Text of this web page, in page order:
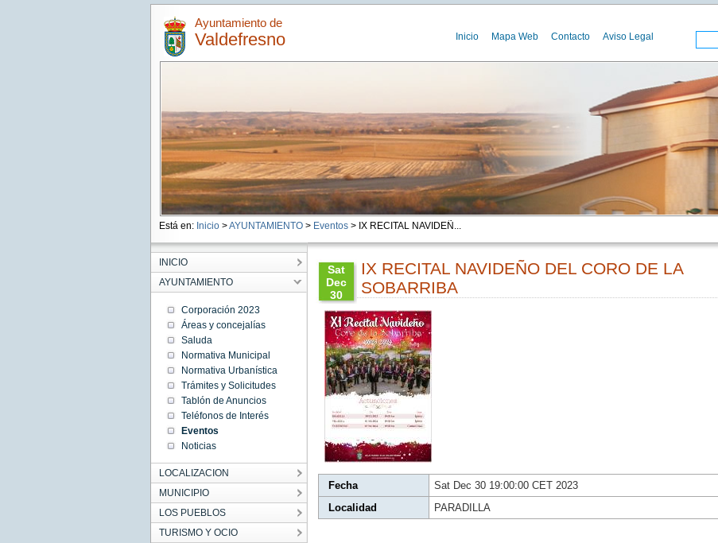
Ayuntamiento de
Valdefresno Inicio Mapa Web Contacto Aviso Legal
Está en: Inicio >AYUNTAMIENTO> Eventos> IX RECITAL NAVIDEÑ...
INICIO
AYUNTAMIENTO
Corporación 2023
Áreas y concejalías
Saluda
Normativa Municipal
Normativa Urbanística
Trámites y Solicitudes
Tablón de Anuncios
Teléfonos de Interés
Eventos
Noticias
LOCALIZACION
MUNICIPIO
LOS PUEBLOS
TURISMO Y OCIO
Sat
Dec
30
19:00:00
CET
2023
Sat Dec
30
19:00:00
CET
2023
Sat Dec
30
CET
2023
IX RECITAL NAVIDEÑO DEL CORO DE LA
SOBARRIBA
Fecha
Sat Dec 30 19:00:00 CET 2023
Localidad
PARADILLA